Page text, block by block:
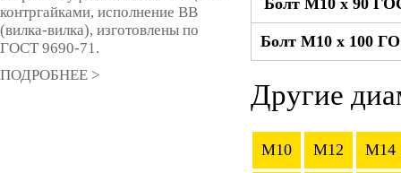
Болт М10 x 90
Болт М10 x 100
Другие
M10 M12 M14
контргайками, исполнение ВВ
(вилка-вилка), изготовлены по
ГОСТ 9690-71.
ПОДРОБНЕЕ >